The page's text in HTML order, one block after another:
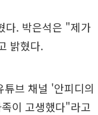
다. 박은석은 "제가
밝혔다.
브 채널 '안피디의
이 고생했다"라고